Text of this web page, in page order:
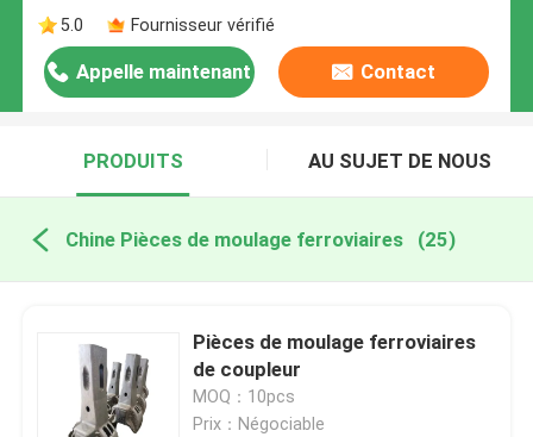
5.0
Fournisseur vérifié
Appelle maintenant Contact
PRODUITS AU SUJET DE NOUS
Chine Pièces de moulage ferroviaires (25)
Pièces de moulage ferroviaires
de coupleur
MOQ：10pcs
Prix：Négociable